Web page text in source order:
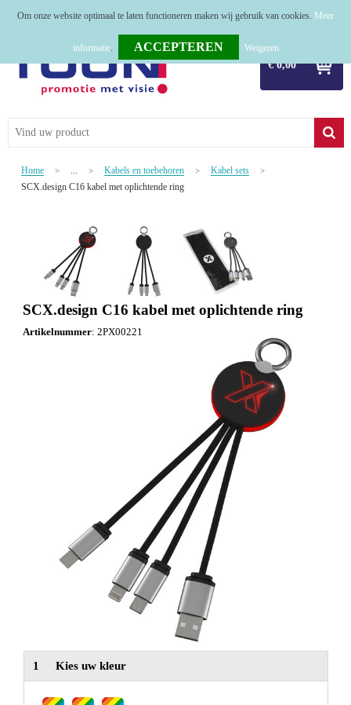
€ 0,00
Relatiegeschenken
Werkkleding
Kerstpakketten
Tastingpakketten
TOP 50
Home > ... > Kabels en toebehoren > Kabel sets >
SCX.design C16 kabel met oplichtende ring
SCX.design C16 kabel met oplichtende ring
Artikelnummer: 2PX00221
1 Kies uw kleur
Om onze website optimaal te laten functioneren maken wij gebruik van cookies. Meer
informatie. Weigeren